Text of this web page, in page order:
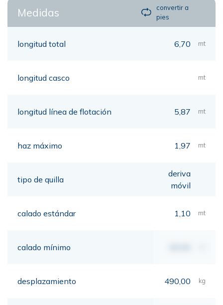
Medidas
convertir a
pies
longitud total 6,70 mt
longitud casco mt
longitud línea de flotación 5,87 mt
haz máximo 1,97 mt
tipo de quilla
deriva
móvil
calado estándar 1,10 mt
calado mínimo
desplazamiento 490,00 kg